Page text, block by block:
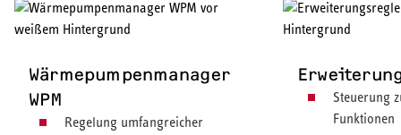
Wärmepumpenmanager
WPM
Regelung umfangreicher
Steuerung
Funktionen